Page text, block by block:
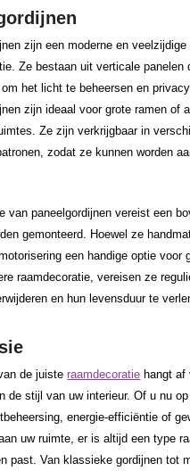
zijn een moderne en
Ze bestaan uit verticale panelen
het licht te beheersen en privacy
zijn ideaal voor grote ramen of
Ze zijn verkrijgbaar in
zodat ze kunnen worden
van paneelgordijnen vereist een
gemonteerd. Hoewel ze
een handige optie voor
raamdecoratie, vereisen ze
en hun levensduur te
de juisteraamdecoratie hangt
de stijl van uw interieur. Of u nu
energie-efficiëntie of
uw ruimte, er is altijd een type
past. Van klassieke gordijnen tot